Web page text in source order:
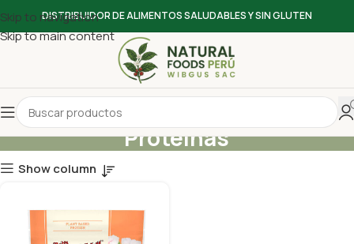
Skip to navigation
Skip to main content
DISTRIBUIDOR DE ALIMENTOS SALUDABLES Y SIN GLUTEN
Proteínas
Show column